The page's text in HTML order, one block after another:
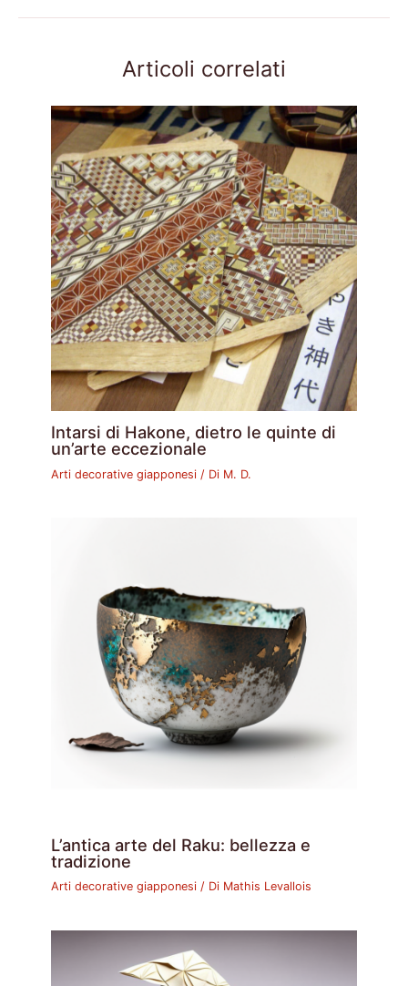
Articoli correlati
Intarsi di Hakone, dietro le quinte di
un’arte eccezionale
Arti decorative giapponesi / Di M. D.
L’antica arte del Raku: bellezza e
tradizione
Arti decorative giapponesi / Di Mathis Levallois